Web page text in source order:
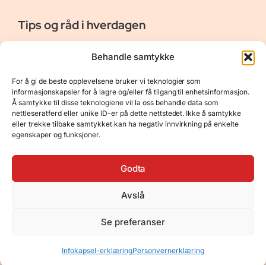
Behandle samtykke
For å gi de beste opplevelsene bruker vi teknologier som
informasjonskapsler for å lagre og/eller få tilgang til enhetsinformasjon.
Å samtykke til disse teknologiene vil la oss behandle data som
nettleseratferd eller unike ID-er på dette nettstedet. Ikke å samtykke
eller trekke tilbake samtykket kan ha negativ innvirkning på enkelte
egenskaper og funksjoner.
Godta
Avslå
Se preferanser
Infokapsel-erklæringPersonvernerklæring
Tips og råd i hverdagen
Er vår bloggside hvor vi ønsker å dele våre opplevelser og
gi deg råd og tips innen reiser, hotell - og restauranter,
naturopplevelser, personlig pleie, data, film og bøker m.m.
Nyttige Linker
Om oss
Kontakt
Resurser
Personvernerklæring
Opphavsrett
GeneratePress•Hosted by